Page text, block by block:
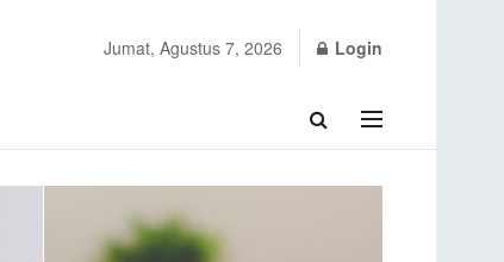
Jumat, Agustus 7, 2026 Login